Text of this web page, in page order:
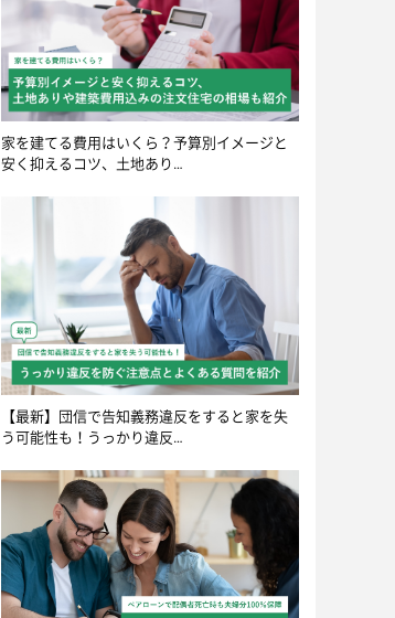
家を建てる費用はいくら？予算別イメージと
安く抑えるコツ、土地あり…
【最新】団信で告知義務違反をすると家を失
う可能性も！うっかり違反…